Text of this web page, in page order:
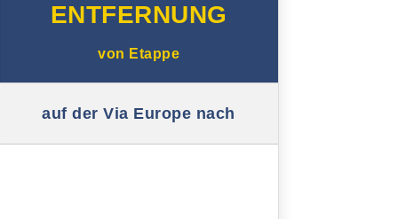
Sacedón
Daroca
ENTFERNUNG
von Etappe
auf der Via Europe nach